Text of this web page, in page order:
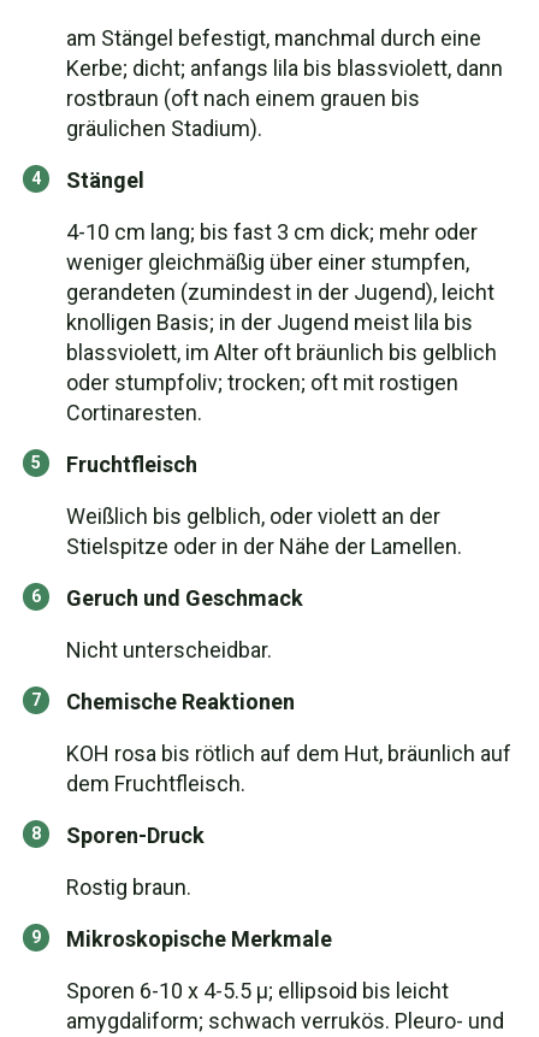
am Stängel befestigt, manchmal durch eine
Kerbe; dicht; anfangs lila bis blassviolett, dann
rostbraun (oft nach einem grauen bis
gräulichen Stadium).
Stängel
4-10 cm lang; bis fast 3 cm dick; mehr oder
weniger gleichmäßig über einer stumpfen,
gerandeten (zumindest in der Jugend), leicht
knolligen Basis; in der Jugend meist lila bis
blassviolett, im Alter oft bräunlich bis gelblich
oder stumpfoliv; trocken; oft mit rostigen
Cortinaresten.
Fruchtfleisch
Weißlich bis gelblich, oder violett an der
Stielspitze oder in der Nähe der Lamellen.
Geruch und Geschmack
Nicht unterscheidbar.
Chemische Reaktionen
KOH rosa bis rötlich auf dem Hut, bräunlich auf
dem Fruchtfleisch.
Sporen-Druck
Rostig braun.
Mikroskopische Merkmale
Sporen 6-10 x 4-5.5 µ; ellipsoid bis leicht
amygdaliform; schwach verrukös. Pleuro- und